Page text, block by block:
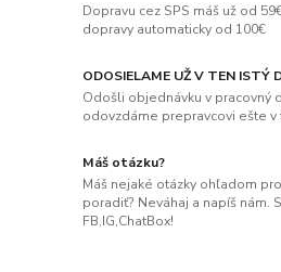
Dopravu cez SPS máš už od
dopravy automaticky od 100€
ODOSIELAME UŽ V TEN ISTÝ
Odošli objednávku v pracovný
odovzdáme prepravcovi ešte v
Máš otázku?
Máš nejaké otázky ohľadom
poradiť? Neváhaj a napíš
FB,IG,ChatBox!